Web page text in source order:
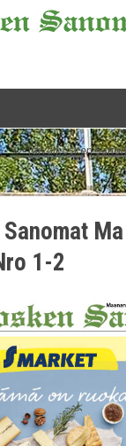
» Taivalkosken
Ma
1-2